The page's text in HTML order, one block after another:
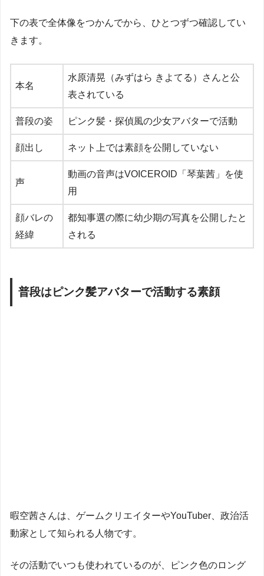
下の表で全体像をつかんでから、ひとつずつ確認してい
きます。
本名
水原清晃（みずはら きよてる）さんと公
表されている
普段の姿 ピンク髪・探偵風の少女アバターで活動
顔出し ネット上では素顔を公開していない
声
動画の音声はVOICEROID「琴葉茜」を使
用
顔バレの
経緯
都知事選の際に幼少期の写真を公開したと
される
普段はピンク髪アバターで活動する素顔
暇空茜さんは、ゲームクリエイターやYouTuber、政治活
動家として知られる人物です。
その活動でいつも使われているのが、ピンク色のロング